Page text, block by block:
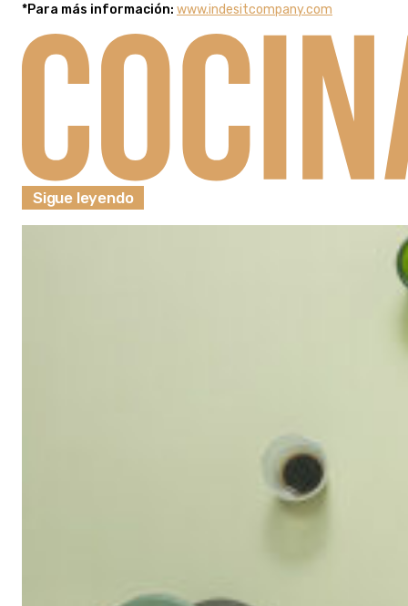
*Para más información: www.indesitcompany.com
Sigue leyendo